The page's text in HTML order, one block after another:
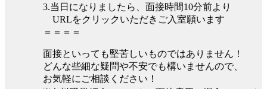
3.当日になりましたら、面接時間10分前より
URLをクリックいただきご入室願います
＝＝＝＝
面接といっても堅苦しいものではありません！
どんな些細な疑問や不安でも構いませんので、
お気軽にご相談ください！